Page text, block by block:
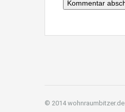
© 2014 wohnraumbitzer.de